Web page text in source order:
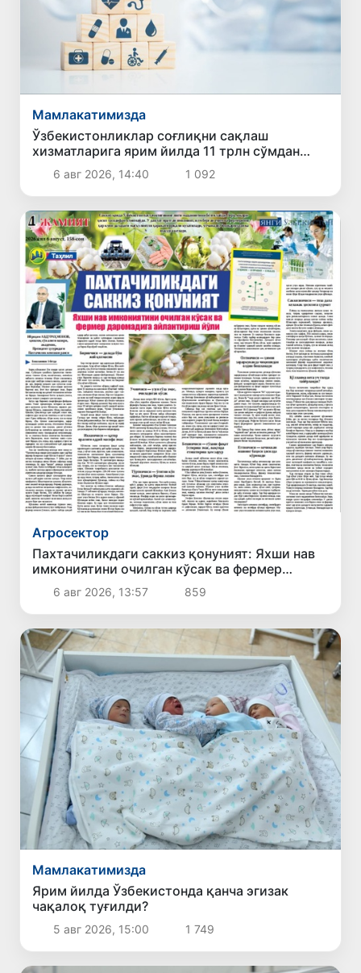
Мамлакатимизда
Ўзбекистонликлар соғлиқни сақлаш
хизматларига ярим йилда 11 трлн сўмдан
зиёд маблағ сарфлади
6 авг 2026, 14:40 1 092
Агросектор
Пахтачиликдаги саккиз қонуният: Яхши нав
имкониятини очилган кўсак ва фермер
даромадига айлантириш йўли
6 авг 2026, 13:57 859
Мамлакатимизда
Ярим йилда Ўзбекистонда қанча эгизак
чақалоқ туғилди?
5 авг 2026, 15:00 1 749